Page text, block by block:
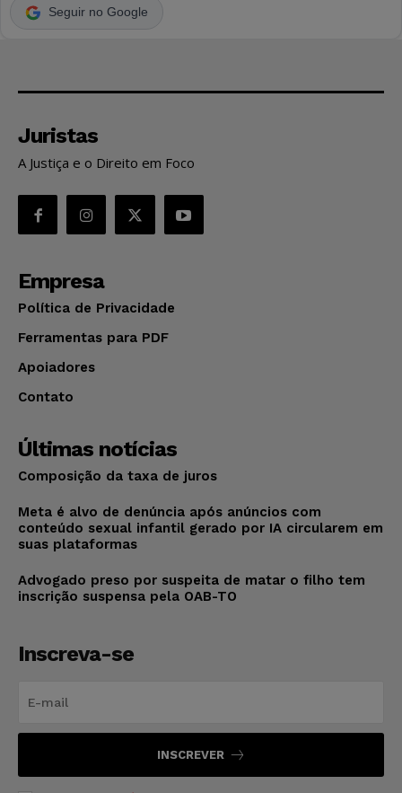
Seguir no Google
Juristas
A Justiça e o Direito em Foco
Empresa
Política de Privacidade
Ferramentas para PDF
Apoiadores
Contato
Últimas notícias
Composição da taxa de juros
Meta é alvo de denúncia após anúncios com
conteúdo sexual infantil gerado por IA circularem em
suas plataformas
Advogado preso por suspeita de matar o filho tem
inscrição suspensa pela OAB-TO
Inscreva-se
INSCREVER